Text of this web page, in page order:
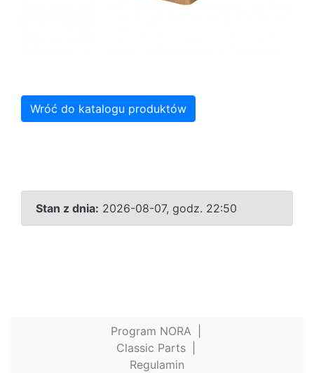
Wróć do katalogu produktów
Stan z dnia: 2026-08-07, godz. 22:50
Program NORA
Classic Parts
Regulamin